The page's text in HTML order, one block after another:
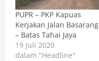
PUPR – PKP Kapuas
Kerjakan Jalan Basarang
– Batas Tahai Jaya
19 Juli 2020
dalam "Headline"